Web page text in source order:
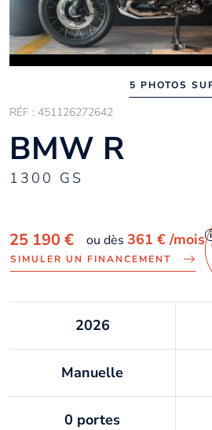
5 PHOTOS
RÉF : 451126272642
BMW R
1300 GS
25 190 € ou dès 361 €/mois i
SIMULER UN FINANCEMENT
2026
Manuelle
0 portes